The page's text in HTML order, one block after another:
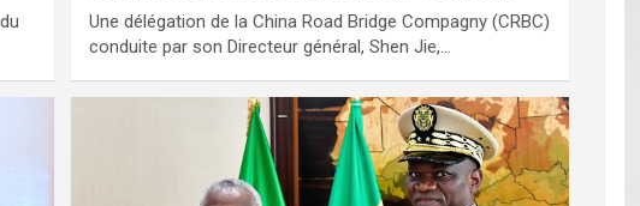
Une délégation de la China Road Bridge Compagny (CRBC)
conduite par son Directeur général, Shen Jie,…